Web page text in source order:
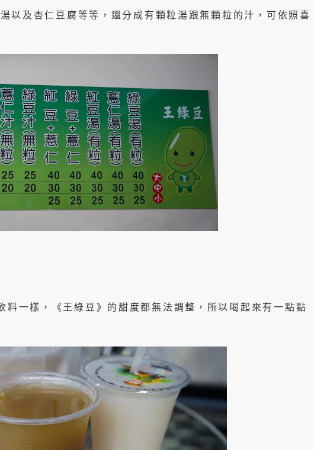
以及杏仁豆腐等等，還分成有顆粒湯跟無顆粒的汁，可依照喜
料一樣，《王綠豆》的甜度都無法調整，所以喝起來有一點點